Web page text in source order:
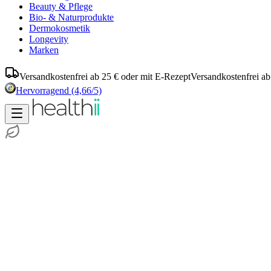
Beauty & Pflege
Bio- & Naturprodukte
Dermokosmetik
Longevity
Marken
Versandkostenfrei ab 25 € oder mit E-RezeptVersandkostenfrei
Hervorragend (4,66/5)